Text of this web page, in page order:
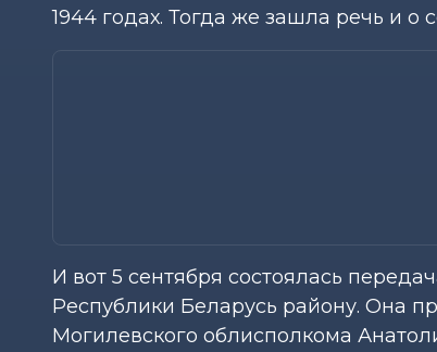
1944 годах. Тогда же зашла речь и
И вот 5 сентября состоялась
Республики Беларусь району. Она
Могилевского облисполкома